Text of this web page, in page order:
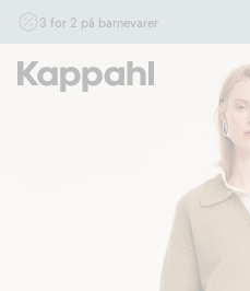
3 for 2 på barnevarer
17/8 i butikk & online for deg som er
andre tilbud eller rabatter.
Handle